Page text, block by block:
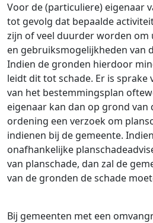
Voor de (particuliere) eigenaar
tot gevolg dat bepaalde
zijn of veel duurder worden om
en gebruiksmogelijkheden van
Indien de gronden hierdoor
leidt dit tot schade. Er is sprake
van het bestemmingsplan
eigenaar kan dan op grond van
ordening een verzoek om
indienen bij de gemeente.
onafhankelijke
van planschade, dan zal de
van de gronden de schade
Bij gemeenten met een